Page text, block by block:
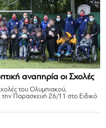
αναπηρία οι Σχολές
του Ολυμπιακού,
Παρασκευή 26/11 στο Ειδικό